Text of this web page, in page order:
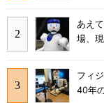
あえ
場、
フィ
40年